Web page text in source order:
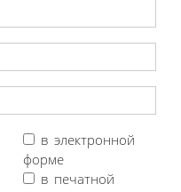
в электронной
форме
в печатной